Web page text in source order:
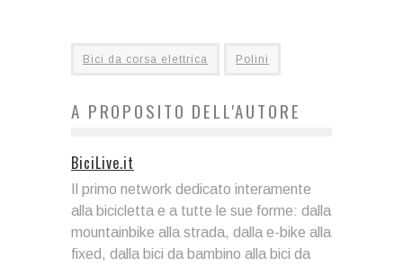
Bici da corsa elettrica Polini
A PROPOSITO DELL'AUTORE
BiciLive.it
Il primo network dedicato interamente
alla bicicletta e a tutte le sue forme: dalla
mountainbike alla strada, dalla e-bike alla
fixed, dalla bici da bambino alla bici da